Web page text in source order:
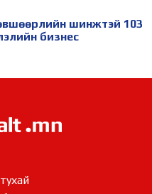
шинжтэй 103
бизнес
ерөнхий хяналтын
байна
төрийг